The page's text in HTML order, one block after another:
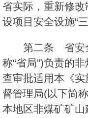
省实际，重新修
设项目安全设施“
第二条 省安全
称“省局”)负责的
查审批适用本《
督管理局(以下简
本地区非煤矿矿